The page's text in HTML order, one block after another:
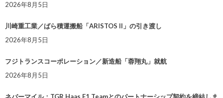
2026年8月5日
川崎重工業／ばら積運搬船「ARISTOS II」の引き渡し
2026年8月5日
フジトランスコーポレーション／新造船「蓉翔丸」就航
2026年8月5日